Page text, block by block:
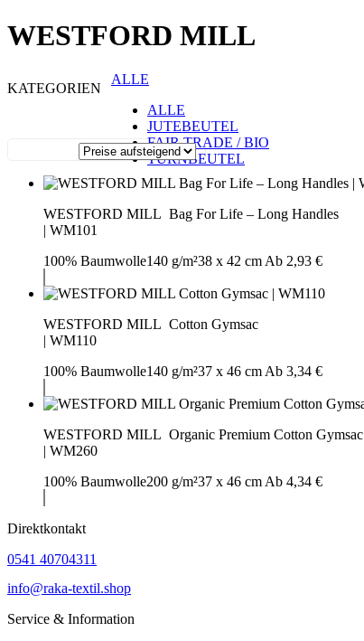
WESTFORD MILL
KATEGORIEN
ALLE
ALLE
JUTEBEUTEL
FAIR TRADE / BIO
TURNBEUTEL
WESTFORD MILL Bag For Life – Long Handles
| WM101
100% Baumwolle140 g/m²38 x 42 cm Ab 2,93 €
WESTFORD MILL Cotton Gymsac
| WM110
100% Baumwolle140 g/m²37 x 46 cm Ab 3,34 €
WESTFORD MILL Organic Premium Cotton Gymsac
| WM260
100% Baumwolle200 g/m²37 x 46 cm Ab 4,34 €
Direktkontakt
0541 40704311
info@raka-textil.shop
Service & Information